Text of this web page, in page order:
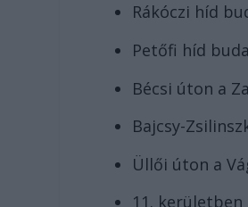
Rákóczi híd
Petőfi híd
Bécsi úton a
Bajcsy-
Üllői úton a
11. kerületben